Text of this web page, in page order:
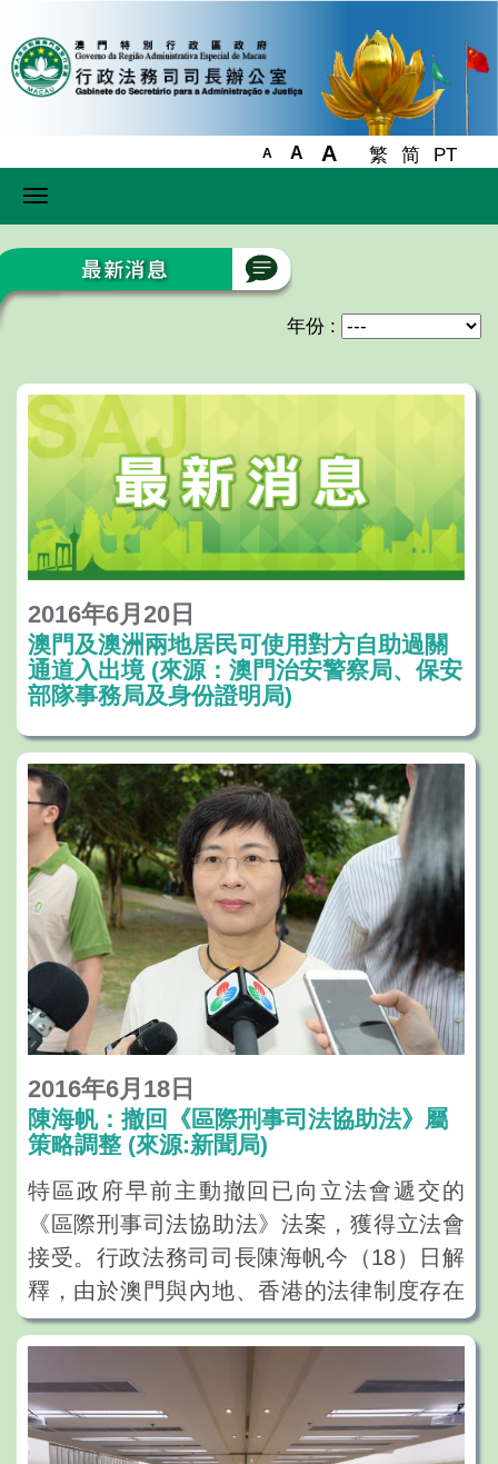
A A A 繁 简 PT
Toggle
年份 :
2016年6月20日
澳門及澳洲兩地居民可使用對方自助過關
通道入出境 (來源：澳門治安警察局、保安
部隊事務局及身份證明局)
2016年6月18日
陳海帆：撤回《區際刑事司法協助法》屬
策略調整 (來源:新聞局)
特區政府早前主動撤回已向立法會遞交的
《區際刑事司法協助法》法案，獲得立法會
接受。行政法務司司長陳海帆今（18）日解
釋，由於澳門與內地、香港的法律制度存在
很大差異，正與兩地分別進行的刑事司法協
際刑事司法協助法》更具操作性，因此決定
調整立法的策略和進度。